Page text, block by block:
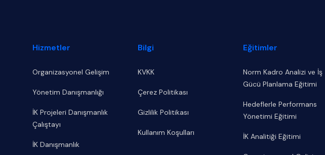
Hizmetler
Organizasyonel Gelişim
Yönetim Danışmanlığı
İK Projeleri Danışmanlık
Çalıştayı
İK Danışmanlık
Bilgi
KVKK
Çerez Politikası
Gizlilik Politikası
Kullanım Koşulları
Eğitimler
Norm Kadro Analizi ve İş
Gücü Planlama Eğitimi
Hedeflerle Performans
Yönetimi Eğitimi
İK Analitiği Eğitimi